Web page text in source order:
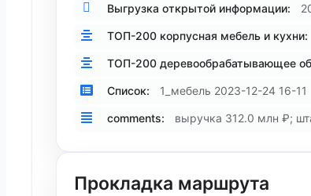
Выгрузка открытой информации:
ТОП-200 корпусная мебель и кухни:
ТОП-200 деревообрабатывающее
Список: 1_мебель 2023-12-24 16-11
comments: выручка 312.0 млн ₽;
Прокладка маршрута